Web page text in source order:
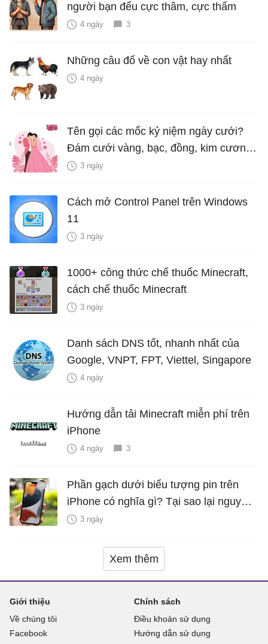
người bạn đểu cực thâm, cực thấm
4 ngày 3
Những câu đố về con vật hay nhất
4 ngày
Tên gọi các mốc kỷ niệm ngày cưới?
Đám cưới vàng, bạc, đồng, kim cương
là bao nhiêu năm?
3 ngày
Cách mở Control Panel trên Windows
11
3 ngày
1000+ công thức chế thuốc Minecraft,
cách chế thuốc Minecraft
3 ngày
Danh sách DNS tốt, nhanh nhất của
Google, VNPT, FPT, Viettel, Singapore
4 ngày
Hướng dẫn tải Minecraft miễn phí trên
iPhone
4 ngày 3
Phần gạch dưới biểu tượng pin trên
iPhone có nghĩa gì? Tại sao lại nguy
hiểm?
3 ngày
Xem thêm
Giới thiệu
Về chúng tôi
Facebook
Chính sách
Điều khoản sử dụng
Hướng dẫn sử dụng